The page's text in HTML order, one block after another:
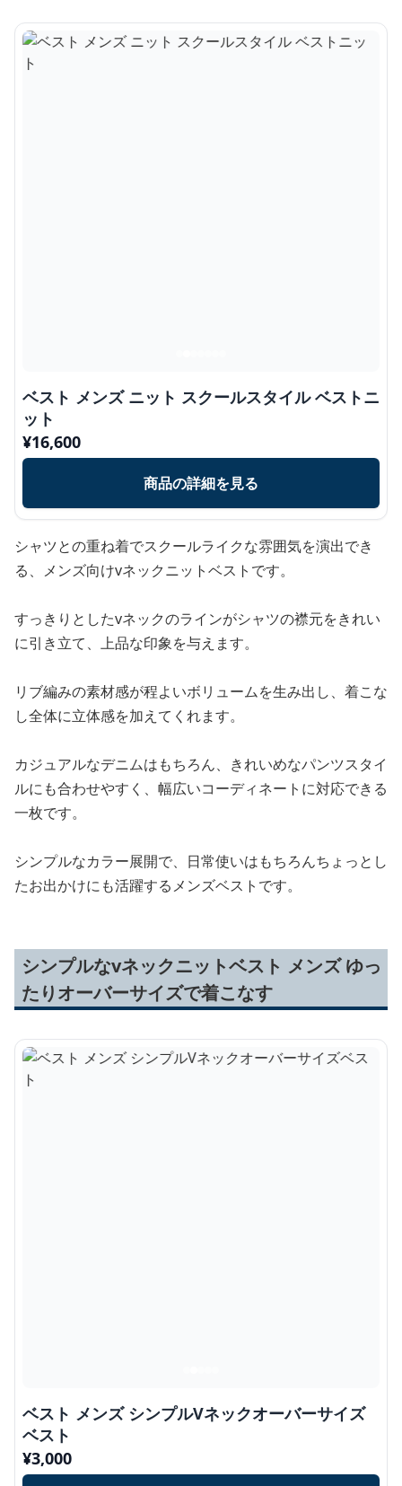
ベスト メンズ ニット スクールスタイル ベストニ
ット
¥16,600
商品の詳細を見る
シャツとの重ね着でスクールライクな雰囲気を演出でき
る、メンズ向けvネックニットベストです。
すっきりとしたvネックのラインがシャツの襟元をきれい
に引き立て、上品な印象を与えます。
リブ編みの素材感が程よいボリュームを生み出し、着こな
し全体に立体感を加えてくれます。
カジュアルなデニムはもちろん、きれいめなパンツスタイ
ルにも合わせやすく、幅広いコーディネートに対応できる
一枚です。
シンプルなカラー展開で、日常使いはもちろんちょっとし
たお出かけにも活躍するメンズベストです。
シンプルなvネックニットベスト メンズ ゆっ
たりオーバーサイズで着こなす
ベスト メンズ シンプルVネックオーバーサイズ
ベスト
¥3,000